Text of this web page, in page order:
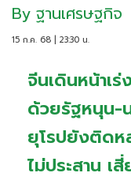
By ฐานเศรษฐกิจ
15 ก.ค. 68 | 23:30 น.
จีนเดินหน้าเ
ด้วยรัฐหนุน-
ยุโรปยังติด
ไม่ประสาน เ